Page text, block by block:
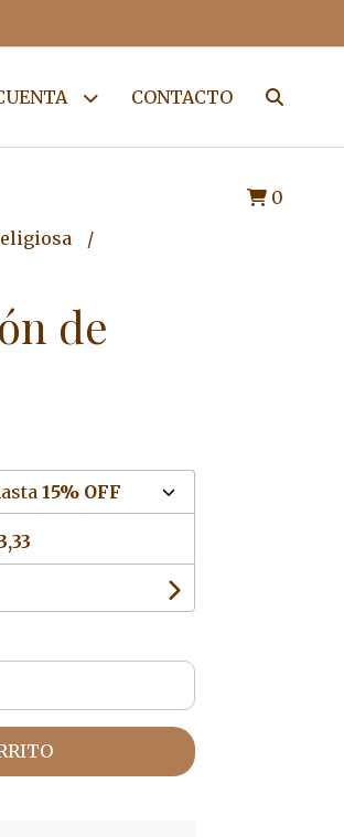
CONTACTO
0
de
15% OFF